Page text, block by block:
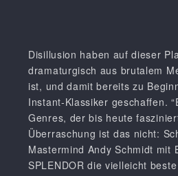
Disillusion haben auf dieser
dramaturgisch aus brutalem
ist, und damit bereits zu
Instant-Klassiker geschaffen.
Genres, der bis heute
Überraschung ist das nicht:
Mastermind Andy Schmidt mit
SPLENDOR die vielleicht